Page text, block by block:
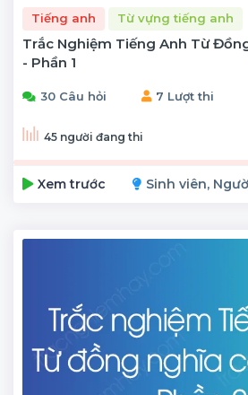
Tiếng anh Từ vựng tiếng anh
Trắc Nghiệm Tiếng Anh Từ
- Phần 1
30 Câu hỏi 7 Lượt thi
45 người đang thi
Xem trước Sinh viên,